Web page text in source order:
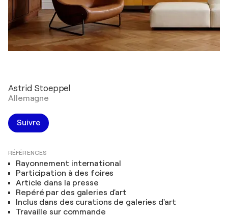
Astrid Stoeppel
Allemagne
Suivre
RÉFÉRENCES
Rayonnement international
Participation à des foires
Article dans la presse
Repéré par des galeries d'art
Inclus dans des curations de galeries d'art
Travaille sur commande